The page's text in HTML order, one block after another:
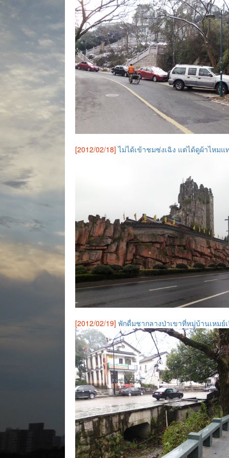
[2012/02/18] ไม่ได้เข้าชมซ่งเฉิง แต่ได้ดูผ้าไหมแ
[2012/02/19] พักดื่มชากลางป่าเขาที่หมู่บ้านเหมย์